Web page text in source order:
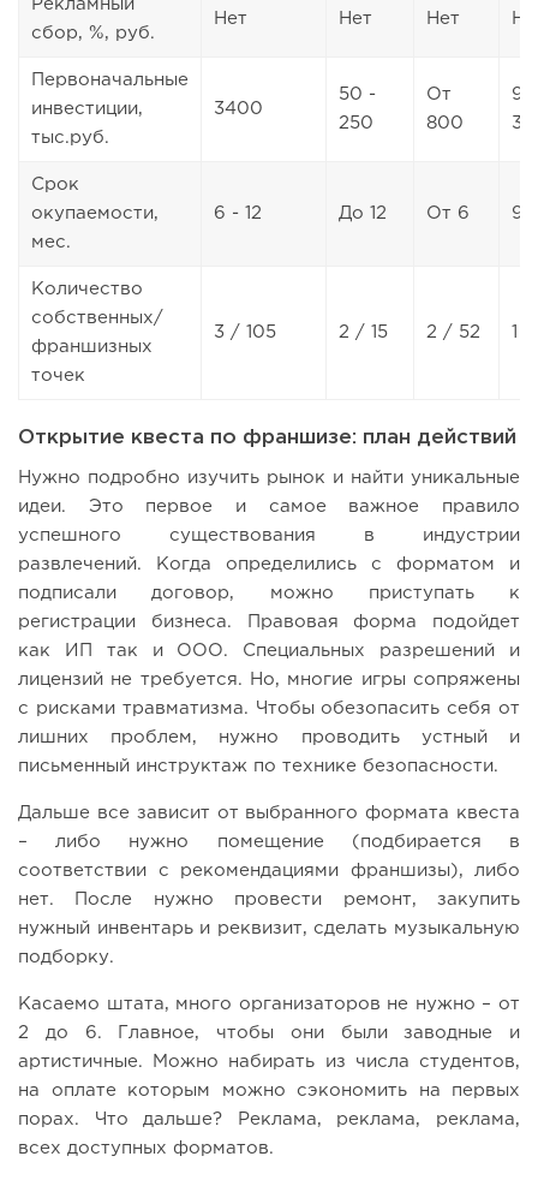
Рекламный
сбор, %, руб.
Нет Нет Нет
Первоначальные
инвестиции,
тыс.руб.
3400
50 -
250
От
800
Срок
окупаемости,
мес.
6 - 12 До 12 От 6 9 -
Количество
собственных/
франшизных
точек
3 / 105 2 / 15 2 / 52
Открытие квеста по франшизе: план действий
Нужно подробно изучить рынок и найти уникальные
идеи. Это первое и самое важное правило
успешного существования в индустрии
развлечений. Когда определились с форматом и
подписали договор, можно приступать к
регистрации бизнеса. Правовая форма подойдет
как ИП так и ООО. Специальных разрешений и
лицензий не требуется. Но, многие игры сопряжены
с рисками травматизма. Чтобы обезопасить себя от
лишних проблем, нужно проводить устный и
письменный инструктаж по технике безопасности.
Дальше все зависит от выбранного формата квеста
– либо нужно помещение (подбирается в
соответствии с рекомендациями франшизы), либо
нет. После нужно провести ремонт, закупить
нужный инвентарь и реквизит, сделать музыкальную
подборку.
Касаемо штата, много организаторов не нужно – от
2 до 6. Главное, чтобы они были заводные и
артистичные. Можно набирать из числа студентов,
на оплате которым можно сэкономить на первых
порах. Что дальше? Реклама, реклама, реклама,
всех доступных форматов.